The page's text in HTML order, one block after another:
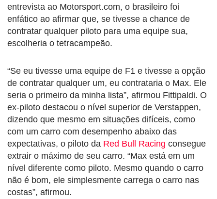
entrevista ao Motorsport.com, o brasileiro foi
enfático ao afirmar que, se tivesse a chance de
contratar qualquer piloto para uma equipe sua,
escolheria o tetracampeão.
“Se eu tivesse uma equipe de F1 e tivesse a opção
de contratar qualquer um, eu contrataria o Max. Ele
seria o primeiro da minha lista”, afirmou Fittipaldi. O
ex-piloto destacou o nível superior de Verstappen,
dizendo que mesmo em situações difíceis, como
com um carro com desempenho abaixo das
expectativas, o piloto da Red Bull Racing consegue
extrair o máximo de seu carro. “Max está em um
nível diferente como piloto. Mesmo quando o carro
não é bom, ele simplesmente carrega o carro nas
costas”, afirmou.